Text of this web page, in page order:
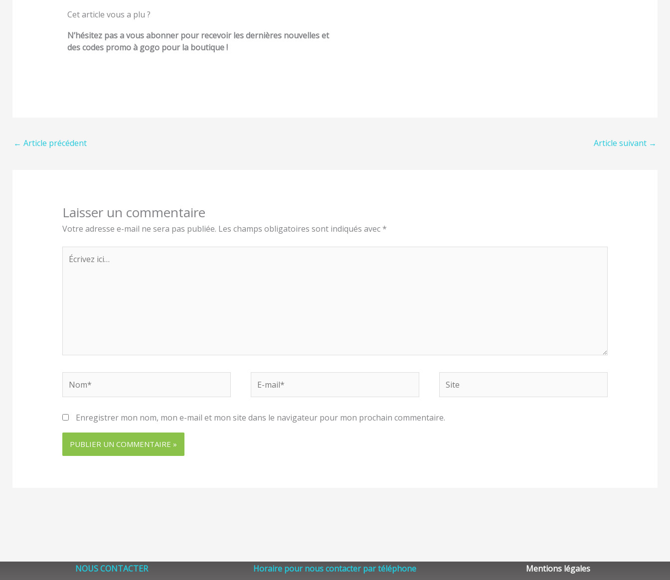
Cet article vous a plu ?
N’hésitez pas a vous abonner pour recevoir les dernières nouvelles et
des codes promo à gogo pour la boutique !
← Article précédent Article suivant →
Laisser un commentaire
Votre adresse e-mail ne sera pas publiée. Les champs obligatoires sont indiqués avec *
Écrivez
ici…
mail*
Enregistrer mon nom, mon e-mail et mon site dans le navigateur pour mon prochain commentaire.
NOUS CONTACTER Horaire pour nous contacter par téléphone Mentions légales